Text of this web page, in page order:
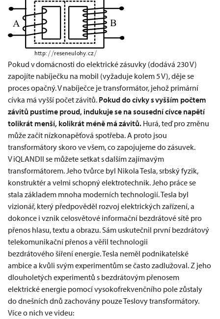
Pokud v domácnosti do elektrické zásuvky (dodává 230 V)
zapojíte nabíječku na mobil (vyžaduje kolem 5 V), děje se
proces opačný. V nabíječce je transformátor, jehož primární
cívka má vyšší počet závitů. Pokud do cívky s vyšším počtem
závitů pustíme proud, indukuje se na sousední cívce napětí
tolikrát menší, kolikrát méně má závitů. Hurá, teď pro změnu
může začít nízkonapěťová spotřeba. A proto jsou
transformátory skoro ve všem, co zapojujeme do zásuvek.
V iQLANDII se můžete setkat s dalším zajímavým
transformátorem. Jeho tvůrce byl Nikola Tesla, srbský fyzik,
konstruktér a velmi schopný elektrotechnik. Jeho práce se
stala základem mnoha moderních technologií. Tesla byl
vizionář, který předpověděl rozvoj elektrických zařízení, a
dokonce i vznik celosvětové informační bezdrátové sítě pro
přenos hlasu, textu a obrazu. Sám uskutečnil první bezdrátový
telekomunikační přenos a věřil technologii
bezdrátového šíření energie. Tesla neměl podnikatelské
ambice a kvůli svým experimentům se často zadlužoval. Z jeho
dlouholetých experimentů s bezdrátovým přenosem
elektrické energie pomocí vysokofrekvenčního pole zůstaly
do dnešních dnů zachovány pouze Teslovy transformátory.
Více o nich ve videu: